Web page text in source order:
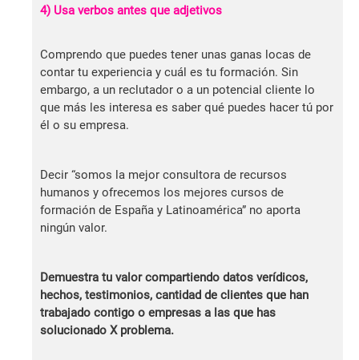
4) Usa verbos antes que adjetivos
Comprendo que puedes tener unas ganas locas de
contar tu experiencia y cuál es tu formación. Sin
embargo, a un reclutador o a un potencial cliente lo
que más les interesa es saber qué puedes hacer tú por
él o su empresa.
Decir “somos la mejor consultora de recursos
humanos y ofrecemos los mejores cursos de
formación de España y Latinoamérica” no aporta
ningún valor.
Demuestra tu valor compartiendo datos verídicos,
hechos, testimonios, cantidad de clientes que han
trabajado contigo o empresas a las que has
solucionado X problema.